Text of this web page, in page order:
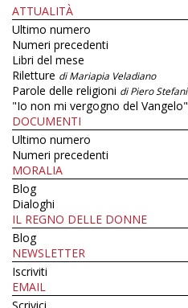
ATTUALITÀ
Ultimo numero
Numeri precedenti
Libri del mese
Riletture di Mariapia Veladiano
Parole delle religioni di Piero Stefani
"Io non mi vergogno del Vangelo"
DOCUMENTI
Ultimo numero
Numeri precedenti
MORALIA
Blog
Dialoghi
IL REGNO DELLE DONNE
Blog
NEWSLETTER
Iscriviti
EMAIL